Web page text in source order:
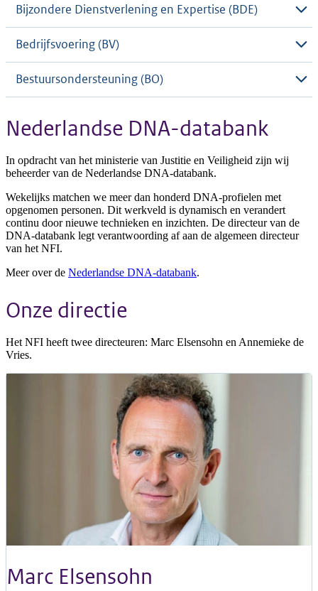
Bijzondere Dienstverlening en Expertise (BDE)
Bedrijfsvoering (BV)
Bestuursondersteuning (BO)
Nederlandse DNA-databank
In opdracht van het ministerie van Justitie en Veiligheid zijn wij
beheerder van de Nederlandse DNA-databank.
Wekelijks matchen we meer dan honderd DNA-profielen met
opgenomen personen. Dit werkveld is dynamisch en verandert
continu door nieuwe technieken en inzichten. De directeur van de
DNA-databank legt verantwoording af aan de algemeen directeur
van het NFI.
Meer over de Nederlandse DNA-databank.
Onze directie
Het NFI heeft twee directeuren: Marc Elsensohn en Annemieke de
Vries.
Marc Elsensohn